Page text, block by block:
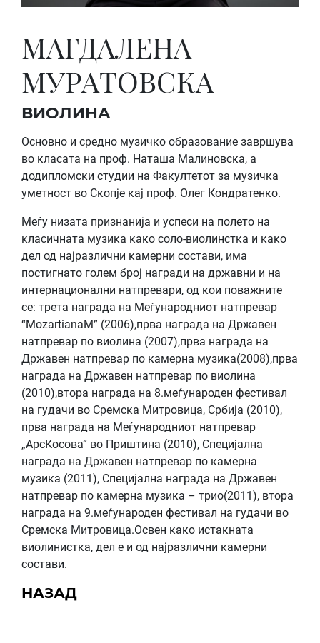
МАГДАЛЕНА
МУРАТОВСКА
ВИОЛИНА
Основно и средно музичко образование завршува
во класата на проф. Наташа Малиновска, а
додипломски студии на Факултетот за музичка
уметност во Скопје кај проф. Олег Кондратенко.
Меѓу низата признанија и успеси на полето на
класичната музика како соло-виолинстка и како
дел од најразлични камерни состави, има
постигнато голем број награди на државни и на
интернационални натпревари, од кои поважните
се: трета награда на Меѓународниот натпревар
“МоzartianaM” (2006),прва награда на Државен
натпревар по виолина (2007),прва награда на
Државен натпревар по камерна музика(2008),прва
награда на Државен натпревар по виолина
(2010),втора награда на 8.меѓународен фестивал
на гудачи во Сремска Митровица, Србија (2010),
прва награда на Меѓународниот натпревар
„АрсКосова“ во Приштина (2010), Специјална
награда на Државен натпревар по камерна
музика (2011), Специјална награда на Државен
натпревар по камерна музика – трио(2011), втора
награда на 9.меѓународен фестивал на гудачи во
Сремска Митровица.Освен како истакната
виолинистка, дел е и од најразлични камерни
состави.
НАЗАД